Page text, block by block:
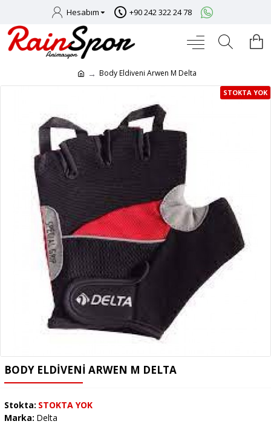
Hesabım +90 242 322 24 78
Body Eldiveni Arwen M Delta
STOKTA YOK
BODY ELDIVENI ARWEN M DELTA
Stokta: STOKTA YOK
Marka: Delta